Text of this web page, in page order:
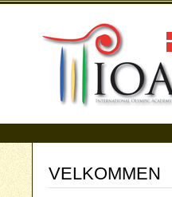
VELKOMMEN